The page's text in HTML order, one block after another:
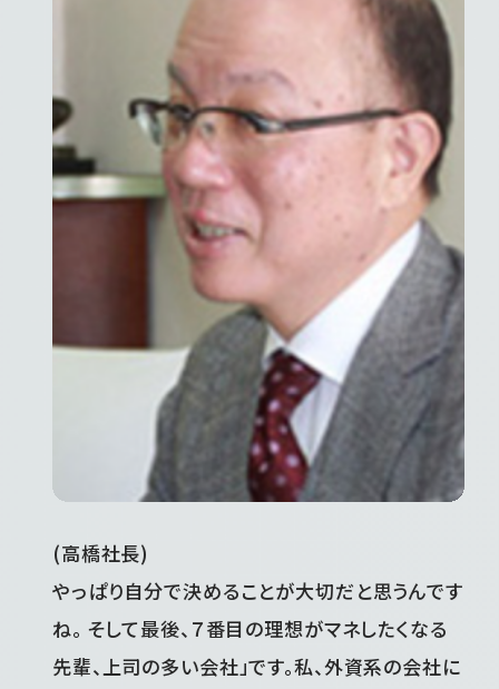
(高橋社長)
やっぱり自分で決めることが大切だと思うんです
ね。 そして最後、７番目の理想がマネしたくなる
先輩、上司の多い会社」です。私、外資系の会社に